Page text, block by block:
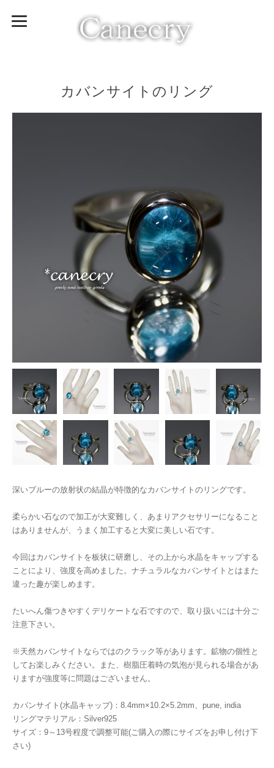
カバンサイトのリング
深いブルーの放射状の結晶が特徴的なカバンサイトのリングです。
柔らかい石なので加工が大変難しく、あまりアクセサリーになること
はありませんが、うまく加工すると大変に美しい石です。
今回はカバンサイトを板状に研磨し、その上から水晶をキャップする
ことにより、強度を高めました。ナチュラルなカバンサイトとはまた
違った趣が楽しめます。
たいへん傷つきやすくデリケートな石ですので、取り扱いには十分ご
注意下さい。
※天然カバンサイトならではのクラック等があります。鉱物の個性と
してお楽しみください。また、樹脂圧着時の気泡が見られる場合があ
りますが強度等に問題はございません。
カバンサイト(水晶キャップ)：8.4mm×10.2×5.2mm、pune, india
リングマテリアル：Silver925
サイズ：9～13号程度で調整可能(ご購入の際にサイズをお申し付け下
さい)